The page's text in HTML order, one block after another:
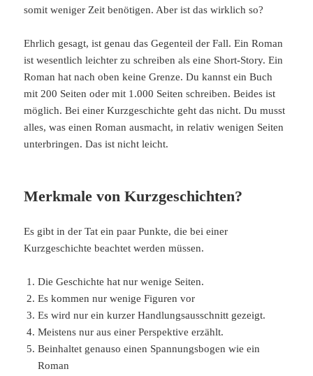
somit weniger Zeit benötigen. Aber ist das wirklich so?
Ehrlich gesagt, ist genau das Gegenteil der Fall. Ein Roman
ist wesentlich leichter zu schreiben als eine Short-Story. Ein
Roman hat nach oben keine Grenze. Du kannst ein Buch
mit 200 Seiten oder mit 1.000 Seiten schreiben. Beides ist
möglich. Bei einer Kurzgeschichte geht das nicht. Du musst
alles, was einen Roman ausmacht, in relativ wenigen Seiten
unterbringen. Das ist nicht leicht.
Merkmale von Kurzgeschichten?
Es gibt in der Tat ein paar Punkte, die bei einer
Kurzgeschichte beachtet werden müssen.
Die Geschichte hat nur wenige Seiten.
Es kommen nur wenige Figuren vor
Es wird nur ein kurzer Handlungsausschnitt gezeigt.
Meistens nur aus einer Perspektive erzählt.
Beinhaltet genauso einen Spannungsbogen wie ein
Roman